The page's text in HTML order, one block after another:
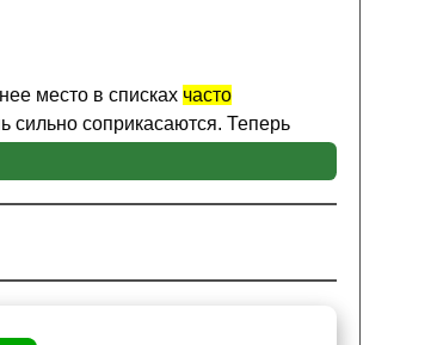
место в списках часто
сильно соприкасаются. Теперь
полюбившийся многим доширак.
только речь заходит о чём-то
Россия так же заменяет